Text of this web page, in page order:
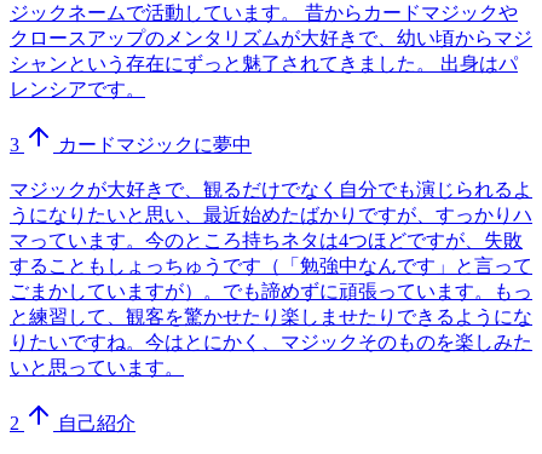
ジックネームで活動しています。 昔からカードマジックや
クロースアップのメンタリズムが大好きで、幼い頃からマジ
シャンという存在にずっと魅了されてきました。 出身はパ
レンシアです。
3 カードマジックに夢中
マジックが大好きで、観るだけでなく自分でも演じられるよ
うになりたいと思い、最近始めたばかりですが、すっかりハ
マっています。今のところ持ちネタは4つほどですが、失敗
することもしょっちゅうです（「勉強中なんです」と言って
ごまかしていますが）。でも諦めずに頑張っています。もっ
と練習して、観客を驚かせたり楽しませたりできるようにな
りたいですね。今はとにかく、マジックそのものを楽しみた
いと思っています。
2 自己紹介